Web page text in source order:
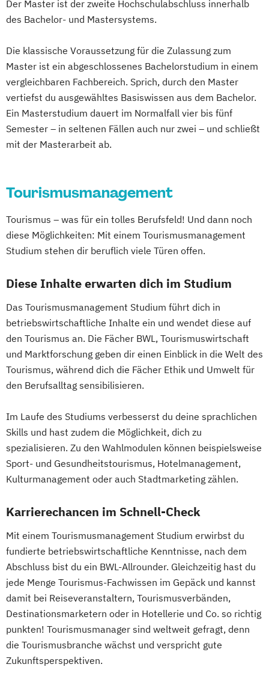
Der Master ist der zweite Hochschulabschluss innerhalb
des Bachelor- und Mastersystems.
Die klassische Voraussetzung für die Zulassung zum
Master ist ein abgeschlossenes Bachelorstudium in einem
vergleichbaren Fachbereich. Sprich, durch den Master
vertiefst du ausgewähltes Basiswissen aus dem Bachelor.
Ein Masterstudium dauert im Normalfall vier bis fünf
Semester – in seltenen Fällen auch nur zwei – und schließt
mit der Masterarbeit ab.
Tourismusmanagement
Tourismus – was für ein tolles Berufsfeld! Und dann noch
diese Möglichkeiten: Mit einem Tourismusmanagement
Studium stehen dir beruflich viele Türen offen.
Diese Inhalte erwarten dich im Studium
Das Tourismusmanagement Studium führt dich in
betriebswirtschaftliche Inhalte ein und wendet diese auf
den Tourismus an. Die Fächer BWL, Tourismuswirtschaft
und Marktforschung geben dir einen Einblick in die Welt des
Tourismus, während dich die Fächer Ethik und Umwelt für
den Berufsalltag sensibilisieren.
Im Laufe des Studiums verbesserst du deine sprachlichen
Skills und hast zudem die Möglichkeit, dich zu
spezialisieren. Zu den Wahlmodulen können beispielsweise
Sport- und Gesundheitstourismus, Hotelmanagement,
Kulturmanagement oder auch Stadtmarketing zählen.
Karrierechancen im Schnell-Check
Mit einem Tourismusmanagement Studium erwirbst du
fundierte betriebswirtschaftliche Kenntnisse, nach dem
Abschluss bist du ein BWL-Allrounder. Gleichzeitig hast du
jede Menge Tourismus-Fachwissen im Gepäck und kannst
damit bei Reiseveranstaltern, Tourismusverbänden,
Destinationsmarketern oder in Hotellerie und Co. so richtig
punkten! Tourismusmanager sind weltweit gefragt, denn
die Tourismusbranche wächst und verspricht gute
Zukunftsperspektiven.